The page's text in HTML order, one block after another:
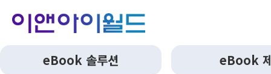
eBook 솔루션 eBook